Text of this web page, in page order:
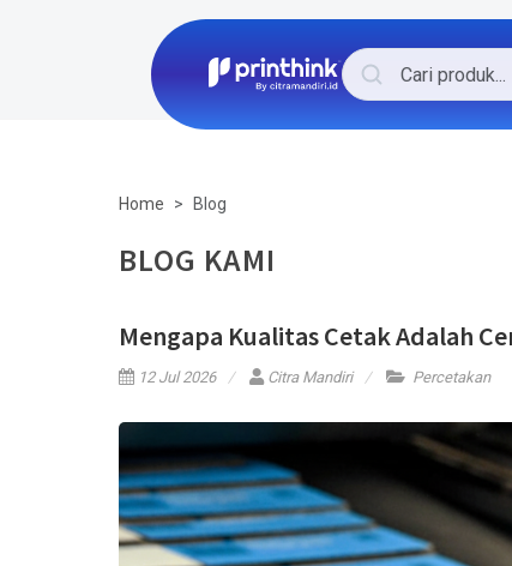
Home Blog
BLOG KAMI
Mengapa Kualitas Cetak Adalah
12 Jul 2026 Citra Mandiri Percetakan